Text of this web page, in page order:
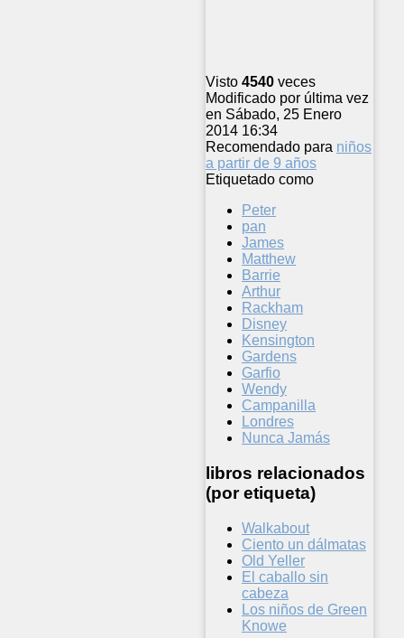
Visto 4540 veces
Modificado por última vez
en Sábado, 25 Enero
2014 16:34
Recomendado para niños
a partir de 9 años
Etiquetado como
Peter
pan
James
Matthew
Barrie
Arthur
Rackham
Disney
Kensington
Gardens
Garfio
Wendy
Campanilla
Londres
Nunca Jamás
libros relacionados
(por etiqueta)
Walkabout
Ciento un dálmatas
Old Yeller
El caballo sin
cabeza
Los niños de Green
Knowe